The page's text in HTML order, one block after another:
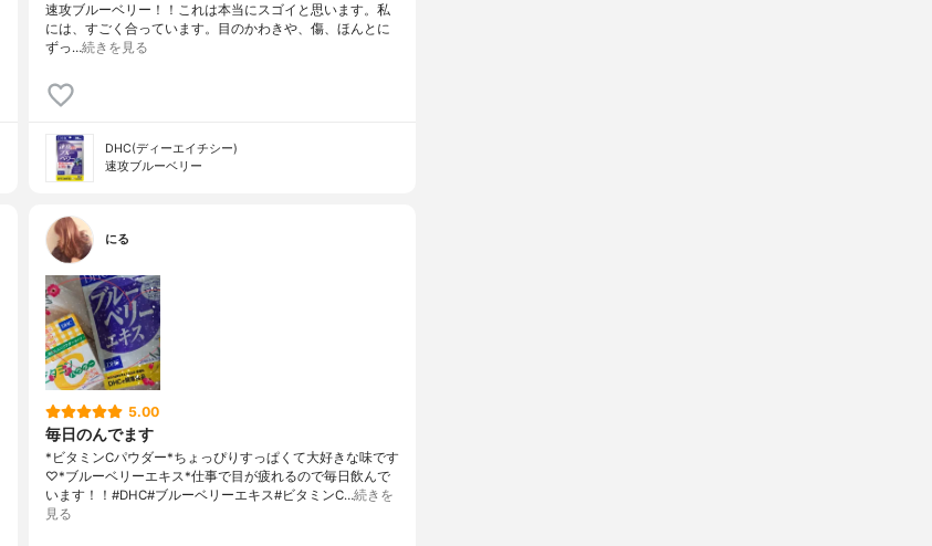
速攻ブルーベリー！！これは本当にスゴイと思います。私
には、すごく合っています。目のかわきや、傷、ほんとに
ずっ…続きを見る
DHC(ディーエイチシー)
速攻ブルーベリー
にる
5.00
毎日のんでます
*ビタミンCパウダー*ちょっぴりすっぱくて大好きな味です
♡*ブルーベリーエキス*仕事で目が疲れるので毎日飲んで
います！！#DHC#ブルーベリーエキス#ビタミンC…続きを
見る